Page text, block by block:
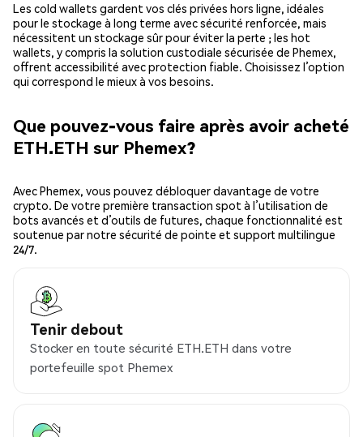
Les cold wallets gardent vos clés privées hors ligne, idéales
pour le stockage à long terme avec sécurité renforcée, mais
nécessitent un stockage sûr pour éviter la perte ; les hot
wallets, y compris la solution custodiale sécurisée de Phemex,
offrent accessibilité avec protection fiable. Choisissez l’option
qui correspond le mieux à vos besoins.
Que pouvez-vous faire après avoir acheté
ETH.ETH sur Phemex?
Avec Phemex, vous pouvez débloquer davantage de votre
crypto. De votre première transaction spot à l’utilisation de
bots avancés et d’outils de futures, chaque fonctionnalité est
soutenue par notre sécurité de pointe et support multilingue
24/7.
Tenir debout
Stocker en toute sécurité ETH.ETH dans votre
portefeuille spot Phemex